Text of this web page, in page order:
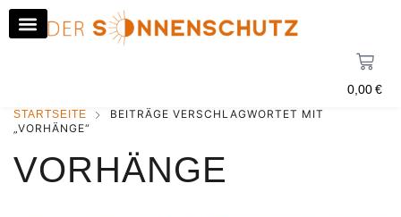
0,00€
STARTSEITE
BEITRÄGE VERSCHLAGWORTET MIT
„VORHÄNGE“
VORHÄNGE